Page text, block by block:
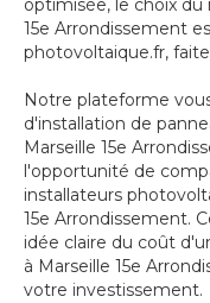
optimisée, le choix du
15e Arrondissement
photovoltaique.fr,
Notre plateforme
d'installation de
Marseille 15e
l'opportunité de
installateurs
15e Arrondissement.
idée claire du coût
à Marseille 15e
votre investissement.